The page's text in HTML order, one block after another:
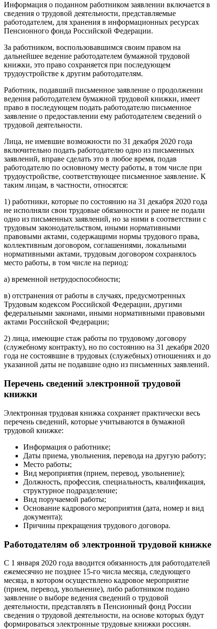
Информация о поданном работником заявлении включается в
сведения о трудовой деятельности, представляемые
работодателем, для хранения в информационных ресурсах
Пенсионного фонда Российской Федерации.
За работником, воспользовавшимся своим правом на
дальнейшее ведение работодателем бумажной трудовой
книжки, это право сохраняется при последующем
трудоустройстве к другим работодателям.
Работник, подавший письменное заявление о продолжении
ведения работодателем бумажной трудовой книжки, имеет
право в последующем подать работодателю письменное
заявление о предоставлении ему работодателем сведений о
трудовой деятельности.
Лица, не имевшие возможности по 31 декабря 2020 года
включительно подать работодателю одно из письменных
заявлений, вправе сделать это в любое время, подав
работодателю по основному месту работы, в том числе при
трудоустройстве, соответствующее письменное заявление. К
таким лицам, в частности, относятся:
1) работники, которые по состоянию на 31 декабря 2020 года
не исполняли свои трудовые обязанности и ранее не подали
одно из письменных заявлений, но за ними в соответствии с
трудовым законодательством, иными нормативными
правовыми актами, содержащими нормы трудового права,
коллективным договором, соглашениями, локальными
нормативными актами, трудовым договором сохранялось
место работы, в том числе на период:
а) временной нетрудоспособности;
в) отстранения от работы в случаях, предусмотренных
Трудовым кодексом Российской Федерации, другими
федеральными законами, иными нормативными правовыми
актами Российской Федерации;
2) лица, имеющие стаж работы по трудовому договору
(служебному контракту), но по состоянию на 31 декабря 2020
года не состоявшие в трудовых (служебных) отношениях и до
указанной даты не подавшие одно из письменных заявлений.
Перечень сведений электронной трудовой
книжки
Электронная трудовая книжка сохраняет практически весь
перечень сведений, которые учитываются в бумажной
трудовой книжке:
Информация о работнике;
Даты приема, увольнения, перевода на другую работу;
Место работы;
Вид мероприятия (прием, перевод, увольнение);
Должность, профессия, специальность, квалификация,
структурное подразделение;
Вид поручаемой работы;
Основание кадрового мероприятия (дата, номер и вид
документа);
Причины прекращения трудового договора.
Работодателям об электронной трудовой книжке
С 1 января 2020 года вводится обязанность для работодателей
ежемесячно не позднее 15-го числа месяца, следующего
месяца, в котором осуществлено кадровое мероприятие
(прием, перевод, увольнение), либо работником подано
заявление о выборе ведения сведений о трудовой
деятельности, представлять в Пенсионный фонд России
сведения о трудовой деятельности, на основе которых будут
формироваться электронные трудовые книжки россиян.